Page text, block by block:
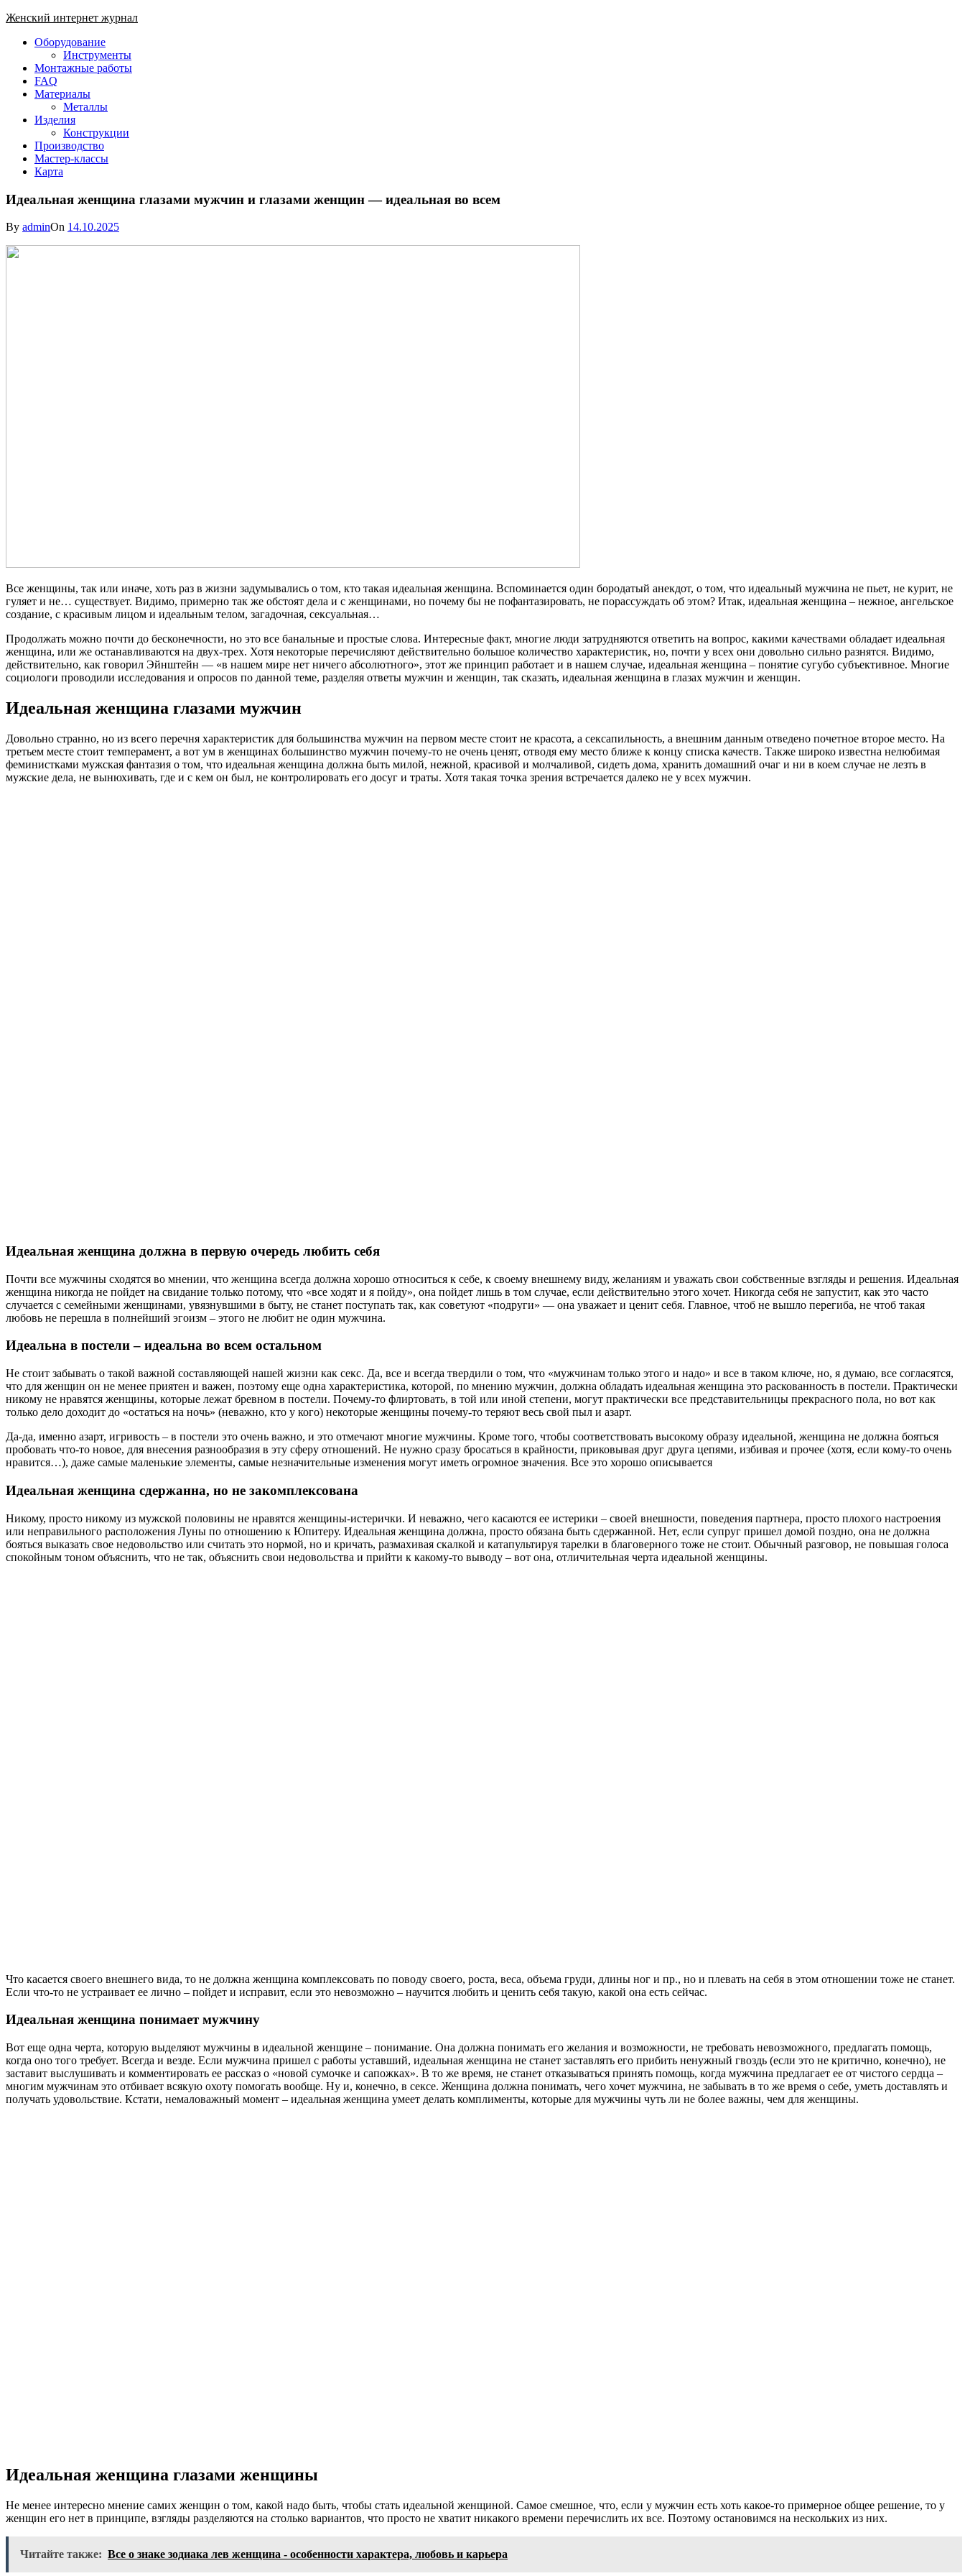
Skip
content
Женский интернет журнал
Close
Оборудование
Инструменты
Монтажные работы
FAQ
Материалы
Металлы
Изделия
Конструкции
Производство
Мастер-классы
Карта
Идеальная женщина глазами мужчин и глазами женщин — идеальная во всем
By adminOn 14.10.2025
Все женщины, так или иначе, хоть раз в жизни задумывались о том, кто такая идеальная женщина. Вспоминается один бородатый анекдот, о том, что идеальный мужчина не пьет, не курит, не
гуляет и не… существует. Видимо, примерно так же обстоят дела и с женщинами, но почему бы не пофантазировать, не порассуждать об этом? Итак, идеальная женщина – нежное, ангельское
создание, с красивым лицом и идеальным телом, загадочная, сексуальная…
Продолжать можно почти до бесконечности, но это все банальные и простые слова. Интересные факт, многие люди затрудняются ответить на вопрос, какими качествами обладает идеальная
женщина, или же останавливаются на двух-трех. Хотя некоторые перечисляют действительно большое количество характеристик, но, почти у всех они довольно сильно разнятся. Видимо,
действительно, как говорил Эйнштейн — «в нашем мире нет ничего абсолютного», этот же принцип работает и в нашем случае, идеальная женщина – понятие сугубо субъективное. Многие
социологи проводили исследования и опросов по данной теме, разделяя ответы мужчин и женщин, так сказать, идеальная женщина в глазах мужчин и женщин.
Идеальная женщина глазами мужчин
Довольно странно, но из всего перечня характеристик для большинства мужчин на первом месте стоит не красота, а сексапильность, а внешним данным отведено почетное второе место. На
третьем месте стоит темперамент, а вот ум в женщинах большинство мужчин почему-то не очень ценят, отводя ему место ближе к концу списка качеств. Также широко известна нелюбимая
феминистками мужская фантазия о том, что идеальная женщина должна быть милой, нежной, красивой и молчаливой, сидеть дома, хранить домашний очаг и ни в коем случае не лезть в
мужские дела, не вынюхивать, где и с кем он был, не контролировать его досуг и траты. Хотя такая точка зрения встречается далеко не у всех мужчин.
Идеальная женщина должна в первую очередь любить себя
Почти все мужчины сходятся во мнении, что женщина всегда должна хорошо относиться к себе, к своему внешнему виду, желаниям и уважать свои собственные взгляды и решения. Идеальная
женщина никогда не пойдет на свидание только потому, что «все ходят и я пойду», она пойдет лишь в том случае, если действительно этого хочет. Никогда себя не запустит, как это часто
случается с семейными женщинами, увязнувшими в быту, не станет поступать так, как советуют «подруги» — она уважает и ценит себя. Главное, чтоб не вышло перегиба, не чтоб такая
любовь не перешла в полнейший эгоизм – этого не любит не один мужчина.
Идеальна в постели – идеальна во всем остальном
Не стоит забывать о такой важной составляющей нашей жизни как секс. Да, все и всегда твердили о том, что «мужчинам только этого и надо» и все в таком ключе, но, я думаю, все согласятся,
что для женщин он не менее приятен и важен, поэтому еще одна характеристика, которой, по мнению мужчин, должна обладать идеальная женщина это раскованность в постели. Практически
никому не нравятся женщины, которые лежат бревном в постели. Почему-то флиртовать, в той или иной степени, могут практически все представительницы прекрасного пола, но вот как
только дело доходит до «остаться на ночь» (неважно, кто у кого) некоторые женщины почему-то теряют весь свой пыл и азарт.
Да-да, именно азарт, игривость – в постели это очень важно, и это отмечают многие мужчины. Кроме того, чтобы соответствовать высокому образу идеальной, женщина не должна бояться
пробовать что-то новое, для внесения разнообразия в эту сферу отношений. Не нужно сразу бросаться в крайности, приковывая друг друга цепями, избивая и прочее (хотя, если кому-то очень
нравится…), даже самые маленькие элементы, самые незначительные изменения могут иметь огромное значения. Все это хорошо описывается
Идеальная женщина сдержанна, но не закомплексована
Никому, просто никому из мужской половины не нравятся женщины-истерички. И неважно, чего касаются ее истерики – своей внешности, поведения партнера, просто плохого настроения
или неправильного расположения Луны по отношению к Юпитеру. Идеальная женщина должна, просто обязана быть сдержанной. Нет, если супруг пришел домой поздно, она не должна
бояться выказать свое недовольство или считать это нормой, но и кричать, размахивая скалкой и катапультируя тарелки в благоверного тоже не стоит. Обычный разговор, не повышая голоса
спокойным тоном объяснить, что не так, объяснить свои недовольства и прийти к какому-то выводу – вот она, отличительная черта идеальной женщины.
Что касается своего внешнего вида, то не должна женщина комплексовать по поводу своего, роста, веса, объема груди, длины ног и пр., но и плевать на себя в этом отношении тоже не станет.
Если что-то не устраивает ее лично – пойдет и исправит, если это невозможно – научится любить и ценить себя такую, какой она есть сейчас.
Идеальная женщина понимает мужчину
Вот еще одна черта, которую выделяют мужчины в идеальной женщине – понимание. Она должна понимать его желания и возможности, не требовать невозможного, предлагать помощь,
когда оно того требует. Всегда и везде. Если мужчина пришел с работы уставший, идеальная женщина не станет заставлять его прибить ненужный гвоздь (если это не критично, конечно), не
заставит выслушивать и комментировать ее рассказ о «новой сумочке и сапожках». В то же время, не станет отказываться принять помощь, когда мужчина предлагает ее от чистого сердца –
многим мужчинам это отбивает всякую охоту помогать вообще. Ну и, конечно, в сексе. Женщина должна понимать, чего хочет мужчина, не забывать в то же время о себе, уметь доставлять и
получать удовольствие. Кстати, немаловажный момент – идеальная женщина умеет делать комплименты, которые для мужчины чуть ли не более важны, чем для женщины.
Идеальная женщина глазами женщины
Не менее интересно мнение самих женщин о том, какой надо быть, чтобы стать идеальной женщиной. Самое смешное, что, если у мужчин есть хоть какое-то примерное общее решение, то у
женщин его нет в принципе, взгляды разделяются на столько вариантов, что просто не хватит никакого времени перечислить их все. Поэтому остановимся на нескольких из них.
Читайте также: Все о знаке зодиака лев женщина - особенности характера, любовь и карьера